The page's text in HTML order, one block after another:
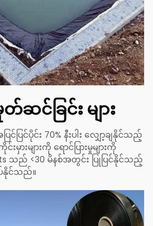
ခြင်း များ
ပြင်ပိုင်း 70% နီးပါး လျှော့ချနိုင်သည့်
မှားများကို ရောင်ပြားမှုများကို
သည် <30 မိနစ်အတွင်း ပြုပြင်နိုင်သည့်
ပ်နိုင်သည်။